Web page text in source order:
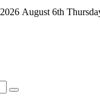
2026 August 6th